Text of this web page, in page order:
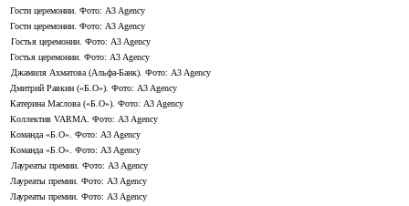
Гости церемонии. Фото: A3 Agency
Гости церемонии. Фото: A3 Agency
Гостья церемонии. Фото: A3 Agency
Гостья церемонии. Фото: A3 Agency
Джамиля Ахматова (Альфа-Банк). Фото: A3 Agency
Дмитрий Равкин («Б.О»). Фото: A3 Agency
Катерина Маслова («Б.О»). Фото: A3 Agency
Коллектив VARMA. Фото: A3 Agency
Команда «Б.О». Фото: A3 Agency
Команда «Б.О». Фото: A3 Agency
Лауреаты премии. Фото: A3 Agency
Лауреаты премии. Фото: A3 Agency
Лауреаты премии. Фото: A3 Agency